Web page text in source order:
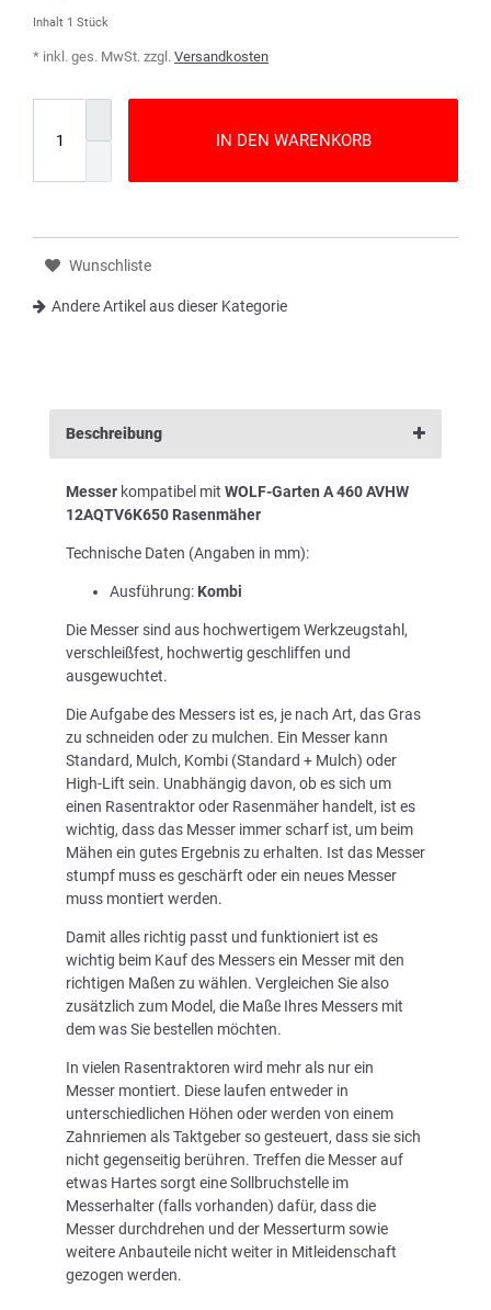
Inhalt 1 Stück
* inkl. ges. MwSt. zzgl. Versandkosten
IN DEN WARENKORB
Wunschliste
Andere Artikel aus dieser Kategorie
Beschreibung
Messer kompatibel mit WOLF-Garten A 460 AVHW
12AQTV6K650 Rasenmäher
Technische Daten (Angaben in mm):
Ausführung: Kombi
Die Messer sind aus hochwertigem Werkzeugstahl,
verschleißfest, hochwertig geschliffen und
ausgewuchtet.
Die Aufgabe des Messers ist es, je nach Art, das Gras
zu schneiden oder zu mulchen. Ein Messer kann
Standard, Mulch, Kombi (Standard + Mulch) oder
High-Lift sein. Unabhängig davon, ob es sich um
einen Rasentraktor oder Rasenmäher handelt, ist es
wichtig, dass das Messer immer scharf ist, um beim
Mähen ein gutes Ergebnis zu erhalten. Ist das Messer
stumpf muss es geschärft oder ein neues Messer
muss montiert werden.
Damit alles richtig passt und funktioniert ist es
wichtig beim Kauf des Messers ein Messer mit den
richtigen Maßen zu wählen. Vergleichen Sie also
zusätzlich zum Model, die Maße Ihres Messers mit
dem was Sie bestellen möchten.
In vielen Rasentraktoren wird mehr als nur ein
Messer montiert. Diese laufen entweder in
unterschiedlichen Höhen oder werden von einem
Zahnriemen als Taktgeber so gesteuert, dass sie sich
nicht gegenseitig berühren. Treffen die Messer auf
etwas Hartes sorgt eine Sollbruchstelle im
Messerhalter (falls vorhanden) dafür, dass die
Messer durchdrehen und der Messerturm sowie
weitere Anbauteile nicht weiter in Mitleidenschaft
gezogen werden.